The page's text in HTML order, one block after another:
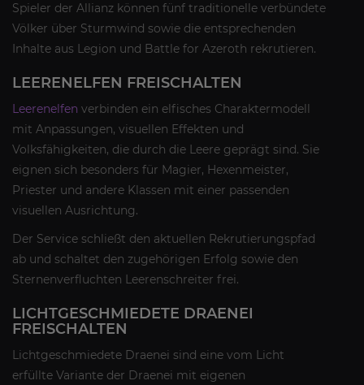
Spieler der Allianz können fünf traditionelle verbündete
Völker über Sturmwind sowie die entsprechenden
Inhalte aus Legion und Battle for Azeroth rekrutieren.
LEERENELFEN FREISCHALTEN
Leerenelfen verbinden ein elfisches Charaktermodell
mit Anpassungen, visuellen Effekten und
Volksfähigkeiten, die durch die Leere geprägt sind. Sie
eignen sich besonders für Magier, Hexenmeister,
Priester und andere Klassen mit einer passenden
visuellen Ausrichtung.
Der Service schließt den aktuellen Rekrutierungspfad
ab und schaltet den zugehörigen Erfolg sowie den
Sternenverfluchten Leerenschreiter frei.
LICHTGESCHMIEDETE DRAENEI
FREISCHALTEN
Lichtgeschmiedete Draenei sind eine vom Licht
erfüllte Variante der Draenei mit eigenen